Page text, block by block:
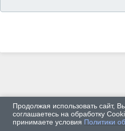
Продолжая использовать сайт,
соглашаетесь на обработку
принимаете условия Политики